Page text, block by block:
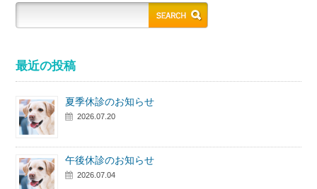
最近の投稿
夏季休診のお知らせ
2026.07.20
午後休診のお知らせ
2026.07.04